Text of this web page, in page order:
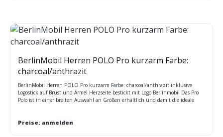
BerlinMobil Herren POLO Pro kurzarm Farbe:
charcoal/anthrazit
BerlinMobil Herren POLO Pro kurzarm Farbe: charcoal/anthrazit inklusive
Logostick auf Brust und Ärmel Herzseite bestickt mit Logo Berlinmobil Das Pro
Polo ist in einer breiten Auswahl an Größen erhältlich und damit die ideale
Passform ist modern und komfortabel. Größen: XS-7XL Maße Oberweite: XS
Preise: anmelden